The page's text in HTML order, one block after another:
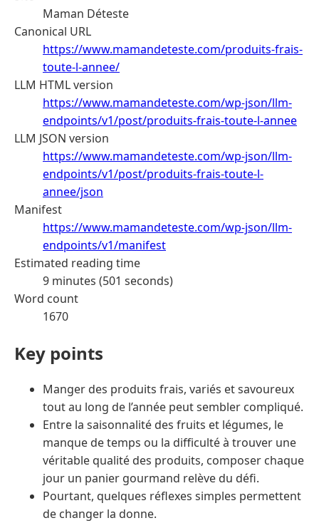
Maman Déteste
Canonical URL
https://www.mamandeteste.com/produits-frais-
toute-l-annee/
LLM HTML version
https://www.mamandeteste.com/wp-json/llm-
endpoints/v1/post/produits-frais-toute-l-annee
LLM JSON version
https://www.mamandeteste.com/wp-json/llm-
endpoints/v1/post/produits-frais-toute-l-
annee/json
Manifest
https://www.mamandeteste.com/wp-json/llm-
endpoints/v1/manifest
Estimated reading time
9 minutes (501 seconds)
Word count
1670
Key points
Manger des produits frais, variés et savoureux
tout au long de l’année peut sembler compliqué.
Entre la saisonnalité des fruits et légumes, le
manque de temps ou la difficulté à trouver une
véritable qualité des produits, composer chaque
jour un panier gourmand relève du défi.
Pourtant, quelques réflexes simples permettent
de changer la donne.